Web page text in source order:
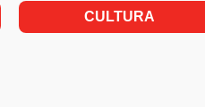
CULTURA